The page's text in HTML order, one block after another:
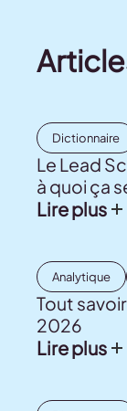
Dictionnaire
Le Lead
à quoi ça
Lire plus
Analytique
Tout
2026
Lire plus